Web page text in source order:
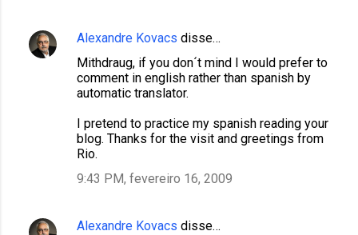
Alexandre Kovacs disse…
Mithdraug, if you don´t mind I would prefer to
comment in english rather than spanish by
automatic translator.
I pretend to practice my spanish reading your
blog. Thanks for the visit and greetings from
Rio.
9:43 PM, fevereiro 16, 2009
Alexandre Kovacs disse…